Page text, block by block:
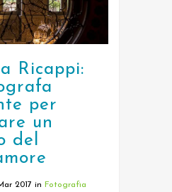
Ricappi:
per
un
del
2017 in Fotografia